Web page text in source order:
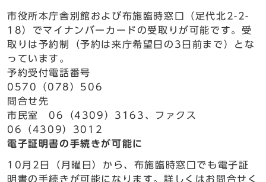
市役所本庁舎別館および布施臨時窓口（足代北2-2-
18）でマイナンバーカードの受取りが可能です。受
取りは予約制（予約は来庁希望日の3日前まで）とな
っています。
予約受付電話番号
0570（078）506
問合せ先
市民室 06（4309）3163、ファクス
06（4309）3012
電子証明書の手続きが可能に
10月2日（月曜日）から、布施臨時窓口でも電子証
明書の手続きが可能になります。詳しくはお問合せく